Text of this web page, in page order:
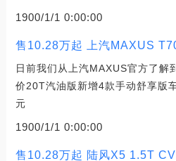
1900/1/1 0:00:00
售10.28万起 上汽MAXUS
日前我们从上汽MAXUS官方了解
价20T汽油版新增4款手动舒享版
元
1900/1/1 0:00:00
售10.28万起 陆风X5 1.5T